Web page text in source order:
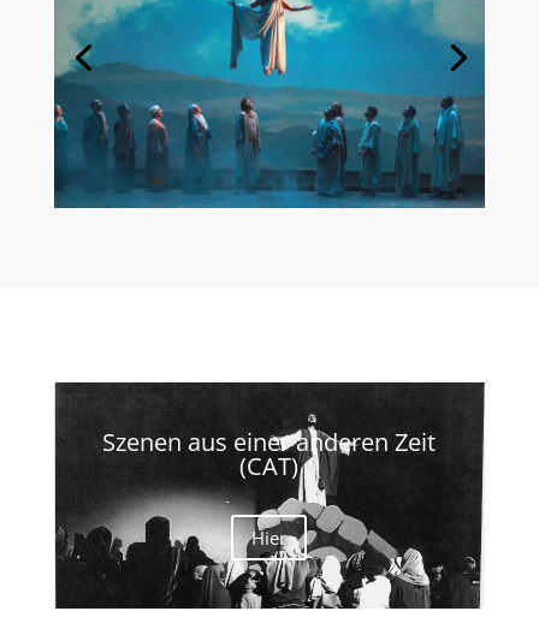
Szenen aus einer anderen Zeit
(CAT)
Hier